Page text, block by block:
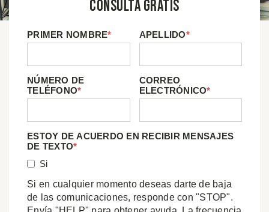
Consulta Gratis
PRIMER NOMBRE* APELLIDO*
NÚMERO DE
TELÉFONO*
CORREO
ELECTRÓNICO*
ESTOY DE ACUERDO EN RECIBIR MENSAJES
DE TEXTO*
Si
Si en cualquier momento deseas darte de baja
de las comunicaciones, responde con "STOP".